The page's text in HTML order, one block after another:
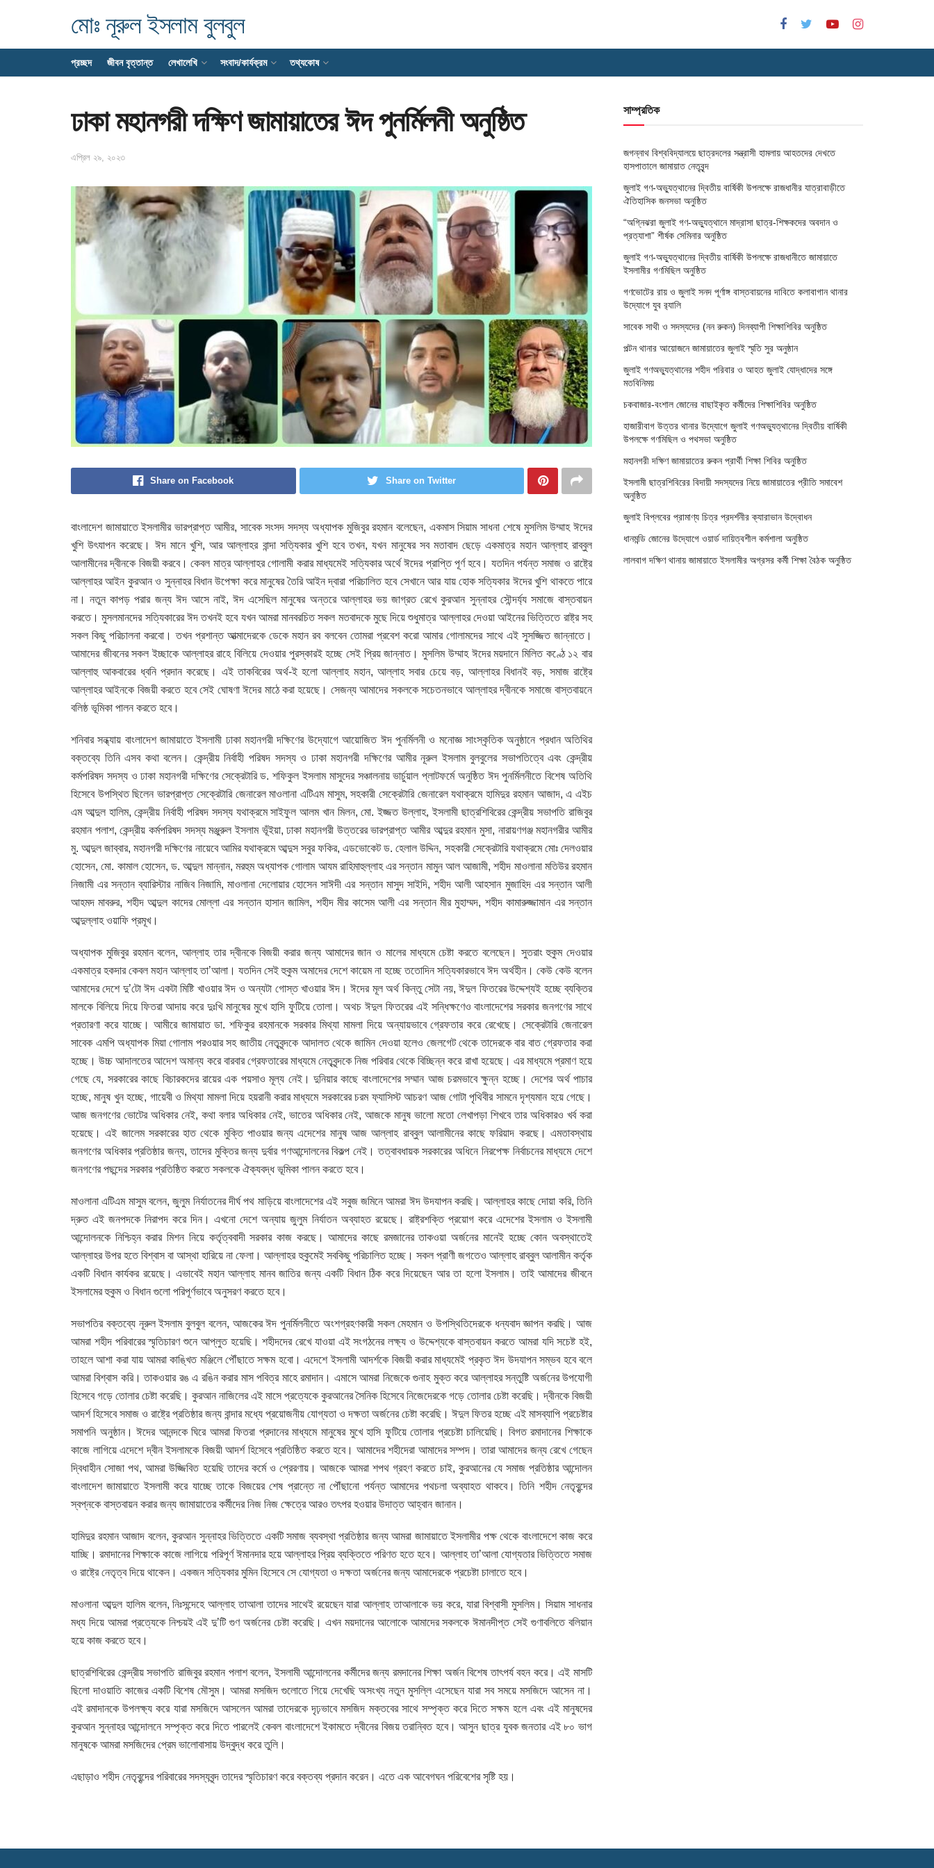
মোঃ নূরুল ইসলাম বুলবুল
প্রচ্ছদ জীবন বৃত্তান্ত লেখালেখি সংবাদ/কার্যক্রম তথ্যকোষ
ঢাকা মহানগরী দক্ষিণ জামায়াতের ঈদ পুনর্মিলনী অনুষ্ঠিত
এপ্রিল ২৯, ২০২৩
Share on Facebook Share on Twitter
বাংলাদেশ জামায়াতে ইসলামীর ভারপ্রাপ্ত আমীর, সাবেক সংসদ সদস্য অধ্যাপক মুজিবুর রহমান বলেছেন, একমাস সিয়াম সাধনা শেষে মুসলিম উম্মাহ ঈদের
খুশি উৎযাপন করেছে। ঈদ মানে খুশি, আর আল্লাহর বান্দা সত্যিকার খুশি হবে তখন, যখন মানুষের সব মতাবাদ ছেড়ে একমাত্র মহান আল্লাহ রাব্বুল
আলামীনের দ্বীনকে বিজয়ী করবে। কেবল মাত্র আল্লাহর গোলামী করার মাধ্যমেই সত্যিকার অর্থে ঈদের প্রাপ্তি পূর্ণ হবে। যতদিন পর্যন্ত সমাজ ও রাষ্ট্রে
আল্লাহর আইন কুরআন ও সুন্নাহর বিধান উপেক্ষা করে মানুষের তৈরি আইন দ্বারা পরিচালিত হবে সেখানে আর যায় হোক সত্যিকার ঈদের খুশি থাকতে পারে
না। নতুন কাপড় পরার জন্য ঈদ আসে নাই, ঈদ এসেছিল মানুষের অন্তরে আল্লাহর ভয় জাগ্রত রেখে কুরআন সুন্নাহর সৌন্দর্য্য সমাজে বাস্তবায়ন
করতে। মুসলমানদের সত্যিকারের ঈদ তখনই হবে যখন আমরা মানবরচিত সকল মতবাদকে মুছে দিয়ে শুধুমাত্র আল্লাহর দেওয়া আইনের ভিত্তিতে রাষ্ট্র সহ
সকল কিছু পরিচালনা করবো। তখন প্রশান্ত আত্মাদেরকে ডেকে মহান রব বলবেন তোমরা প্রবেশ করো আমার গোলামদের সাথে এই সুসজ্জিত জান্নাতে।
আমাদের জীবনের সকল ইচ্ছাকে আল্লাহর রাহে বিলিয়ে দেওয়ার পুরস্কারই হচ্ছে সেই প্রিয় জান্নাত। মুসলিম উম্মাহ ঈদের ময়দানে মিলিত কণ্ঠে ১২ বার
আল্লাহু আকবারের ধ্বনি প্রদান করেছে। এই তাকবিরের অর্থ-ই হলো আল্লাহ মহান, আল্লাহ সবার চেয়ে বড়, আল্লাহর বিধানই বড়, সমাজ রাষ্ট্রে
আল্লাহর আইনকে বিজয়ী করতে হবে সেই ঘোষণা ঈদের মাঠে করা হয়েছে। সেজন্য আমাদের সকলকে সচেতনভাবে আল্লাহর দ্বীনকে সমাজে বাস্তবায়নে
বলিষ্ঠ ভূমিকা পালন করতে হবে।
শনিবার সন্ধ্যায় বাংলাদেশ জামায়াতে ইসলামী ঢাকা মহানগরী দক্ষিণের উদ্যোগে আয়োজিত ঈদ পুনর্মিলনী ও মনোজ্ঞ সাংস্কৃতিক অনুষ্ঠানে প্রধান অতিথির
বক্তব্যে তিনি এসব কথা বলেন। কেন্দ্রীয় নির্বাহী পরিষদ সদস্য ও ঢাকা মহানগরী দক্ষিণের আমীর নূরুল ইসলাম বুলবুলের সভাপতিত্বে এবং কেন্দ্রীয়
কর্মপরিষদ সদস্য ও ঢাকা মহানগরী দক্ষিণের সেক্রেটারি ড. শফিকুল ইসলাম মাসুদের সঞ্চালনায় ভার্চুয়াল প্লাটফর্মে অনুষ্ঠিত ঈদ পুনর্মিলনীতে বিশেষ অতিথি
হিসেবে উপস্থিত ছিলেন ভারপ্রাপ্ত সেক্রেটারি জেনারেল মাওলানা এটিএম মাসুম, সহকারী সেক্রেটারি জেনারেল যথাক্রমে হামিদুর রহমান আজাদ, এ এইচ
এম আব্দুল হালিম, কেন্দ্রীয় নির্বাহী পরিষদ সদস্য যথাক্রমে সাইফুল আলম খান মিলন, মো. ইজ্জত উল্লাহ, ইসলামী ছাত্রশিবিরের কেন্দ্রীয় সভাপতি রাজিবুর
রহমান পলাশ, কেন্দ্রীয় কর্মপরিষদ সদস্য মঞ্জুরুল ইসলাম ভূঁইয়া, ঢাকা মহানগরী উত্তরের ভারপ্রাপ্ত আমীর আব্দুর রহমান মুসা, নারায়ণগঞ্জ মহানগরীর আমীর
মু. আব্দুল জাব্বার, মহানগরী দক্ষিণের নায়েবে আমির যথাক্রমে আব্দুস সবুর ফকির, এডভোকেট ড. হেলাল উদ্দিন, সহকারী সেক্রেটারি যথাক্রমে মোঃ দেলওয়ার
হোসেন, মো. কামাল হোসেন, ড. আব্দুল মান্নান, মরহুম অধ্যাপক গোলাম আযম রাহিমাহুল্লাহ এর সন্তান মামুন আল আজামী, শহীদ মাওলানা মতিউর রহমান
নিজামী এর সন্তান ব্যারিস্টার নাজিব নিজামি, মাওলানা দেলোয়ার হোসেন সাঈদী এর সন্তান মাসুদ সাইদি, শহীদ আলী আহসান মুজাহিদ এর সন্তান আলী
আহমদ মাবরুর, শহীদ আব্দুল কাদের মোল্লা এর সন্তান হাসান জামিল, শহীদ মীর কাসেম আলী এর সন্তান মীর মুহাম্মদ, শহীদ কামারুজ্জামান এর সন্তান
আব্দুল্লাহ ওয়াফি প্রমূখ।
অধ্যাপক মুজিবুর রহমান বলেন, আল্লাহ তার দ্বীনকে বিজয়ী করার জন্য আমাদের জান ও মালের মাধ্যমে চেষ্টা করতে বলেছেন। সুতরাং হুকুম দেওয়ার
একমাত্র হকদার কেবল মহান আল্লাহ তা’আলা। যতদিন সেই হুকুম অমাদের দেশে কায়েম না হচ্ছে ততোদিন সত্যিকারভাবে ঈদ অর্থহীন। কেউ কেউ বলেন
আমাদের দেশে দু’টো ঈদ একটা মিষ্টি খাওয়ার ঈদ ও অন্যটা গোস্ত খাওয়ার ঈদ। ঈদের মূল অর্থ কিন্তু সেটা নয়, ঈদুল ফিতরের উদ্দেশ্যই হচ্ছে ব্যক্তির
মালকে বিলিয়ে দিয়ে ফিতরা আদায় করে দুঃখি মানুষের মুখে হাসি ফুটিয়ে তোলা। অথচ ঈদুল ফিতরের এই সন্ধিক্ষণেও বাংলাদেশের সরকার জনগণের সাথে
প্রতারণা করে যাচ্ছে। আমীরে জামায়াত ডা. শফিকুর রহমানকে সরকার মিথ্যা মামলা দিয়ে অন্যায়ভাবে গ্রেফতার করে রেখেছে। সেক্রেটারি জেনারেল
সাবেক এমপি অধ্যাপক মিয়া গোলাম পরওয়ার সহ জাতীয় নেতৃবৃন্দকে আদালত থেকে জামিন দেওয়া হলেও জেলগেট থেকে তাদেরকে বার বাত গ্রেফতার করা
হচ্ছে। উচ্চ আদালতের আদেশ অমান্য করে বারবার গ্রেফতারের মাধ্যমে নেতৃবৃন্দকে নিজ পরিবার থেকে বিচ্ছিন্ন করে রাখা হয়েছে। এর মাধ্যমে প্রমাণ হয়ে
গেছে যে, সরকারের কাছে বিচারকদের রায়ের এক পয়সাও মূল্য নেই। দুনিয়ার কাছে বাংলাদেশের সম্মান আজ চরমভাবে ক্ষুন্ন হচ্ছে। দেশের অর্থ পাচার
হচ্ছে, মানুষ খুন হচ্ছে, গায়েবী ও মিথ্যা মামলা দিয়ে হয়রানী করার মাধ্যমে সরকারের চরম ফ্যাসিস্ট আচরণ আজ গোটা পৃথিবীর সামনে দৃশ্যমান হয়ে গেছে।
আজ জনগণের ভোটের অধিকার নেই, কথা বলার অধিকার নেই, ভাতের অধিকার নেই, আজকে মানুষ ভালো মতো লেখাপড়া শিখবে তার অধিকারও খর্ব করা
হয়েছে। এই জালেম সরকারের হাত থেকে মুক্তি পাওয়ার জন্য এদেশের মানুষ আজ আল্লাহ রাব্বুল আলামীনের কাছে ফরিয়াদ করছে। এমতাবস্থায়
জনগণের অধিকার প্রতিষ্ঠার জন্য, তাদের মুক্তির জন্য দুর্বার গণআন্দোলনের বিকল্প নেই। তত্বাবধায়ক সরকারের অধিনে নিরপেক্ষ নির্বাচনের মাধ্যমে দেশে
জনগণের পছন্দের সরকার প্রতিষ্ঠিত করতে সকলকে ঐক্যবদ্ধ ভূমিকা পালন করতে হবে।
মাওলানা এটিএম মাসুম বলেন, জুলুম নির্যাতনের দীর্ঘ পথ মাড়িয়ে বাংলাদেশের এই সবুজ জমিনে আমরা ঈদ উদযাপন করছি। আল্লাহর কাছে দোয়া করি, তিনি
দ্রুত এই জনপদকে নিরাপদ করে দিন। এখনো দেশে অন্যায় জুলুম নির্যাতন অব্যাহত রয়েছে। রাষ্ট্রশক্তি প্রয়োগ করে এদেশের ইসলাম ও ইসলামী
আন্দোলনকে নিশ্চিহ্ন করার মিশন নিয়ে কর্তৃত্ববাদী সরকার কাজ করছে। আমাদের কাছে রমজানের তাকওয়া অর্জনের মানেই হচ্ছে কোন অবস্থাতেই
আল্লাহর উপর হতে বিশ্বাস বা আস্থা হারিয়ে না ফেলা। আল্লাহর হুকুমেই সবকিছু পরিচালিত হচ্ছে। সকল প্রাণী জগতেও আল্লাহ রাব্বুল আলামীন কর্তৃক
একটি বিধান কার্যকর রয়েছে। এভাবেই মহান আল্লাহ মানব জাতির জন্য একটি বিধান ঠিক করে দিয়েছেন আর তা হলো ইসলাম। তাই আমাদের জীবনে
ইসলামের হুকুম ও বিধান গুলো পরিপূর্ণভাবে অনুসরণ করতে হবে।
সভাপতির বক্তব্যে নূরুল ইসলাম বুলবুল বলেন, আজকের ঈদ পুনর্মিলনীতে অংশগ্রহণকারী সকল মেহমান ও উপস্থিতিদেরকে ধন্যবাদ জ্ঞাপন করছি। আজ
আমরা শহীদ পরিবারের স্মৃতিচারণ শুনে আপ্লুত হয়েছি। শহীদদের রেখে যাওয়া এই সংগঠনের লক্ষ্য ও উদ্দেশ্যকে বাস্তবায়ন করতে আমরা যদি সচেষ্ট হই,
তাহলে আশা করা যায় আমরা কাঙ্খিত মঞ্জিলে পৌঁছাতে সক্ষম হবো। এদেশে ইসলামী আদর্শকে বিজয়ী করার মাধ্যমেই প্রকৃত ঈদ উদযাপন সম্ভব হবে বলে
আমরা বিশ্বাস করি। তাকওয়ার রঙ এ রঙিন করার মাস পবিত্র মাহে রমাদান। এমাসে আমরা নিজেকে গুনাহ মুক্ত করে আল্লাহর সন্তুষ্টি অর্জনের উপযোগী
হিসেবে গড়ে তোলার চেষ্টা করেছি। কুরআন নাজিলের এই মাসে প্রত্যেকে কুরআনের সৈনিক হিসেবে নিজেদেরকে গড়ে তোলার চেষ্টা করেছি। দ্বীনকে বিজয়ী
আদর্শ হিসেবে সমাজ ও রাষ্ট্রে প্রতিষ্ঠার জন্য বান্দার মধ্যে প্রয়োজনীয় যোগ্যতা ও দক্ষতা অর্জনের চেষ্টা করেছি। ঈদুল ফিতর হচ্ছে এই মাসব্যাপি প্রচেষ্টার
সমাপনি অনুষ্ঠান। ঈদের আনন্দকে ঘিরে আমরা ফিতরা প্রদানের মাধ্যমে মানুষের মুখে হাসি ফুটিয়ে তোলার প্রচেষ্টা চালিয়েছি। বিগত রমাদানের শিক্ষাকে
কাজে লাগিয়ে এদেশে দ্বীন ইসলামকে বিজয়ী আদর্শ হিসেবে প্রতিষ্ঠিত করতে হবে। আমাদের শহীদেরা আমাদের সম্পদ। তারা আমাদের জন্য রেখে গেছেন
দ্বিধাহীন সোজা পথ, আমরা উজ্জিবিত হয়েছি তাদের কর্মে ও প্রেরণায়। আজকে আমরা শপথ গ্রহণ করতে চাই, কুরআনের যে সমাজ প্রতিষ্ঠার আন্দোলন
বাংলাদেশ জামায়াতে ইসলামী করে যাচ্ছে তাকে বিজয়ের শেষ প্রান্তে না পৌঁছানো পর্যন্ত আমাদের পথচলা অব্যাহত থাকবে। তিনি শহীদ নেতৃবৃন্দের
স্বপ্নকে বাস্তবায়ন করার জন্য জামায়াতের কর্মীদের নিজ নিজ ক্ষেত্রে আরও তৎপর হওয়ার উদাত্ত আহ্বান জানান।
হামিদুর রহমান আজাদ বলেন, কুরআন সুন্নাহর ভিত্তিতে একটি সমাজ ব্যবস্থা প্রতিষ্ঠার জন্য আমরা জামায়াতে ইসলামীর পক্ষ থেকে বাংলাদেশে কাজ করে
যাচ্ছি। রমাদানের শিক্ষাকে কাজে লাগিয়ে পরিপূর্ণ ঈমানদার হয়ে আল্লাহর প্রিয় ব্যক্তিতে পরিণত হতে হবে। আল্লাহ তা’আলা যোগ্যতার ভিত্তিতে সমাজ
ও রাষ্ট্রে নেতৃত্ব দিয়ে থাকেন। একজন সত্যিকার মুমিন হিসেবে সে যোগ্যতা ও দক্ষতা অর্জনের জন্য আমাদেরকে প্রচেষ্টা চালাতে হবে।
মাওলানা আব্দুল হালিম বলেন, নিঃসন্দেহে আল্লাহ তাআলা তাদের সাথেই রয়েছেন যারা আল্লাহ তাআলাকে ভয় করে, যারা বিশ্বাসী মুসলিম। সিয়াম সাধনার
মধ্য দিয়ে আমরা প্রত্যেকে নিশ্চয়ই এই দু’টি গুণ অর্জনের চেষ্টা করেছি। এখন ময়দানের আলোকে আমাদের সকলকে ঈমানদীপ্ত সেই গুণাবলিতে বলিয়ান
হয়ে কাজ করতে হবে।
ছাত্রশিবিরের কেন্দ্রীয় সভাপতি রাজিবুর রহমান পলাশ বলেন, ইসলামী আন্দোলনের কর্মীদের জন্য রমদানের শিক্ষা অর্জন বিশেষ তাৎপর্য বহন করে। এই মাসটি
ছিলো দাওয়াতি কাজের একটি বিশেষ মৌসুম। আমরা মসজিদ গুলোতে গিয়ে দেখেছি অসংখ্য নতুন মুসল্লি এসেছেন যারা সব সময়ে মসজিদে আসেন না।
এই রমাদানকে উপলক্ষ্য করে যারা মসজিদে আসলেন আমরা তাদেরকে দৃঢ়ভাবে মসজিদ মক্তবের সাথে সম্পৃক্ত করে দিতে সক্ষম হলে এবং এই মানুষদের
কুরআন সুন্নাহর আন্দোলনে সম্পৃক্ত করে দিতে পারলেই কেবল বাংলাদেশে ইকামতে দ্বীনের বিজয় তরান্বিত হবে। আসুন ছাত্র যুবক জনতার এই ৮০ ভাগ
মানুষকে আমরা মসজিদের প্রেম ভালোবাসায় উদ্বুদ্ধ করে তুলি।
এছাড়াও শহীদ নেতৃবৃন্দের পরিবারের সদস্যবৃন্দ তাদের স্মৃতিচারণ করে বক্তব্য প্রদান করেন। এতে এক আবেগঘন পরিবেশের সৃষ্টি হয়।
সাম্প্রতিক
জগন্নাথ বিশ্ববিদ্যালয়ে ছাত্রদলের সন্ত্রাসী হামলায় আহতদের দেখতে
হাসপাতালে জামায়াত নেতৃবৃন্দ
জুলাই গণ-অভ্যুত্থানের দ্বিতীয় বার্ষিকী উপলক্ষে রাজধানীর যাত্রাবাড়ীতে
ঐতিহাসিক জনসভা অনুষ্ঠিত
“অগ্নিঝরা জুলাই গণ-অভ্যুত্থানে মাদ্রাসা ছাত্র-শিক্ষকদের অবদান ও
প্রত্যাশা” শীর্ষক সেমিনার অনুষ্ঠিত
জুলাই গণ-অভ্যুত্থানের দ্বিতীয় বার্ষিকী উপলক্ষে রাজধানীতে জামায়াতে
ইসলামীর গণমিছিল অনুষ্ঠিত
গণভোটের রায় ও জুলাই সনদ পূর্ণাঙ্গ বাস্তবায়নের দাবিতে কলাবাগান থানার
উদ্যোগে যুব র‌্যালি
সাবেক সাথী ও সদস্যদের (নন রুকন) দিনব্যাপী শিক্ষাশিবির অনুষ্ঠিত
পল্টন থানার আয়োজনে জামায়াতের জুলাই স্মৃতি সুর অনুষ্ঠান
জুলাই গণঅভ্যুত্থানের শহীদ পরিবার ও আহত জুলাই যোদ্ধাদের সঙ্গে
মতবিনিময়
চকবাজার-বংশাল জোনের বাছাইকৃত কর্মীদের শিক্ষাশিবির অনুষ্ঠিত
হাজারীবাগ উত্তর থানার উদ্যোগে জুলাই গণঅভ্যুত্থানের দ্বিতীয় বার্ষিকী
উপলক্ষে গণমিছিল ও পথসভা অনুষ্ঠিত
মহানগরী দক্ষিণ জামায়াতের রুকন প্রার্থী শিক্ষা শিবির অনুষ্ঠিত
ইসলামী ছাত্রশিবিরের বিদায়ী সদস্যদের নিয়ে জামায়াতের প্রীতি সমাবেশ
অনুষ্ঠিত
জুলাই বিপ্লবের প্রামাণ্য চিত্র প্রদর্শনীর ক্যারাভান উদ্বোধন
ধানমন্ডি জোনের উদ্যোগে ওয়ার্ড দায়িত্বশীল কর্মশালা অনুষ্ঠিত
লালবাগ দক্ষিণ থানায় জামায়াতে ইসলামীর অগ্রসর কর্মী শিক্ষা বৈঠক অনুষ্ঠিত